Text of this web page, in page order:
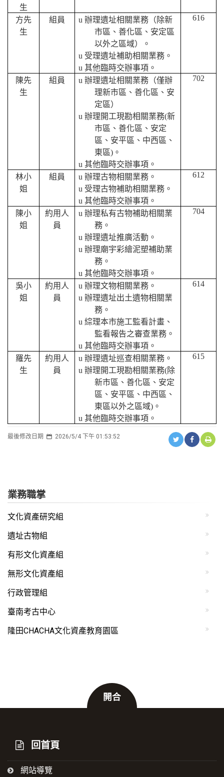
生
方先
生
組員 u 辦理遺址相關業務（除新
市區、善化區、安定區
以外之區域）。
u 受理遺址補助相關業務。
u 其他臨時交辦事項。
616
陳先
生
組員 u 辦理遺址相關業務（僅辦
理新市區、善化區、安
定區）
u 辦理開工現勘相關業務(新
市區、善化區、安定
區、安平區、中西區、
東區) 。
u 其他臨時交辦事項。
702
林小
姐
組員 u 辦理古物相關業務。
u 受理古物補助相關業務。
u 其他臨時交辦事項。
612
陳小
姐
約用人
員
u 辦理私有古物補助相關業
務。
u 辦理遺址推廣活動。
u 辦理廟宇彩繪泥塑補助業
務。
u 其他臨時交辦事項。
704
吳小
姐
約用人
員
u 辦理文物相關業務。
u 辦理遺址出土遺物相關業
務。
u 綜理本市施工監看計畫、
監看報告之審查業務。
u 其他臨時交辦事項。
614
羅先
生
約用人
員
u 辦理遺址巡查相關業務。
u 辦理開工現勘相關業務(除
新市區、善化區、安定
區、安平區、中西區、
東區以外之區域) 。
u 其他臨時交辦事項。
615
最後修改日期 2026/5/4 下午 01:53:52
業務職掌
文化資產研究組
遺址古物組
有形文化資產組
無形文化資產組
行政管理組
臺南考古中心
隆田CHACHA文化資產教育園區
開合
回首頁
網站導覽